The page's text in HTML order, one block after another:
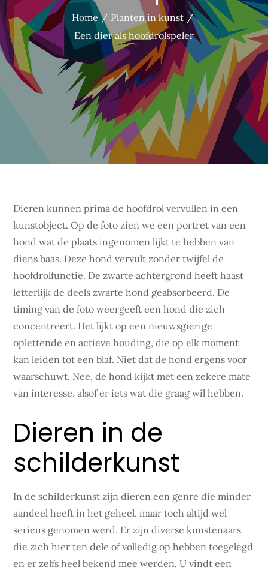
Home
Planten in kunst
Een dier als hoofdrolspeler
Dieren kunnen prima de hoofdrol vervullen in een
kunstobject. Op de foto zien we een portret van een
hond wat de plaats ingenomen lijkt te hebben van
diens baas. Deze hond vervult zonder twijfel de
hoofdrolfunctie. De zwarte achtergrond heeft haast
letterlijk de deels zwarte hond geabsorbeerd. De
timing van de foto weergeeft een hond die zich
concentreert. Het lijkt op een nieuwsgierige
oplettende en actieve houding, die op elk moment
kan leiden tot een blaf. Niet dat de hond ergens voor
waarschuwt. Nee, de hond kijkt met een zekere mate
van interesse, alsof er iets wat die graag wil hebben.
Dieren in de
schilderkunst
In de schilderkunst zijn dieren een genre die minder
aandeel heeft in het geheel, maar toch altijd wel
serieus genomen werd. Er zijn diverse kunstenaars
die zich hier ten dele of volledig op hebben toegelegd
en er zelfs heel bekend mee werden. U vindt een